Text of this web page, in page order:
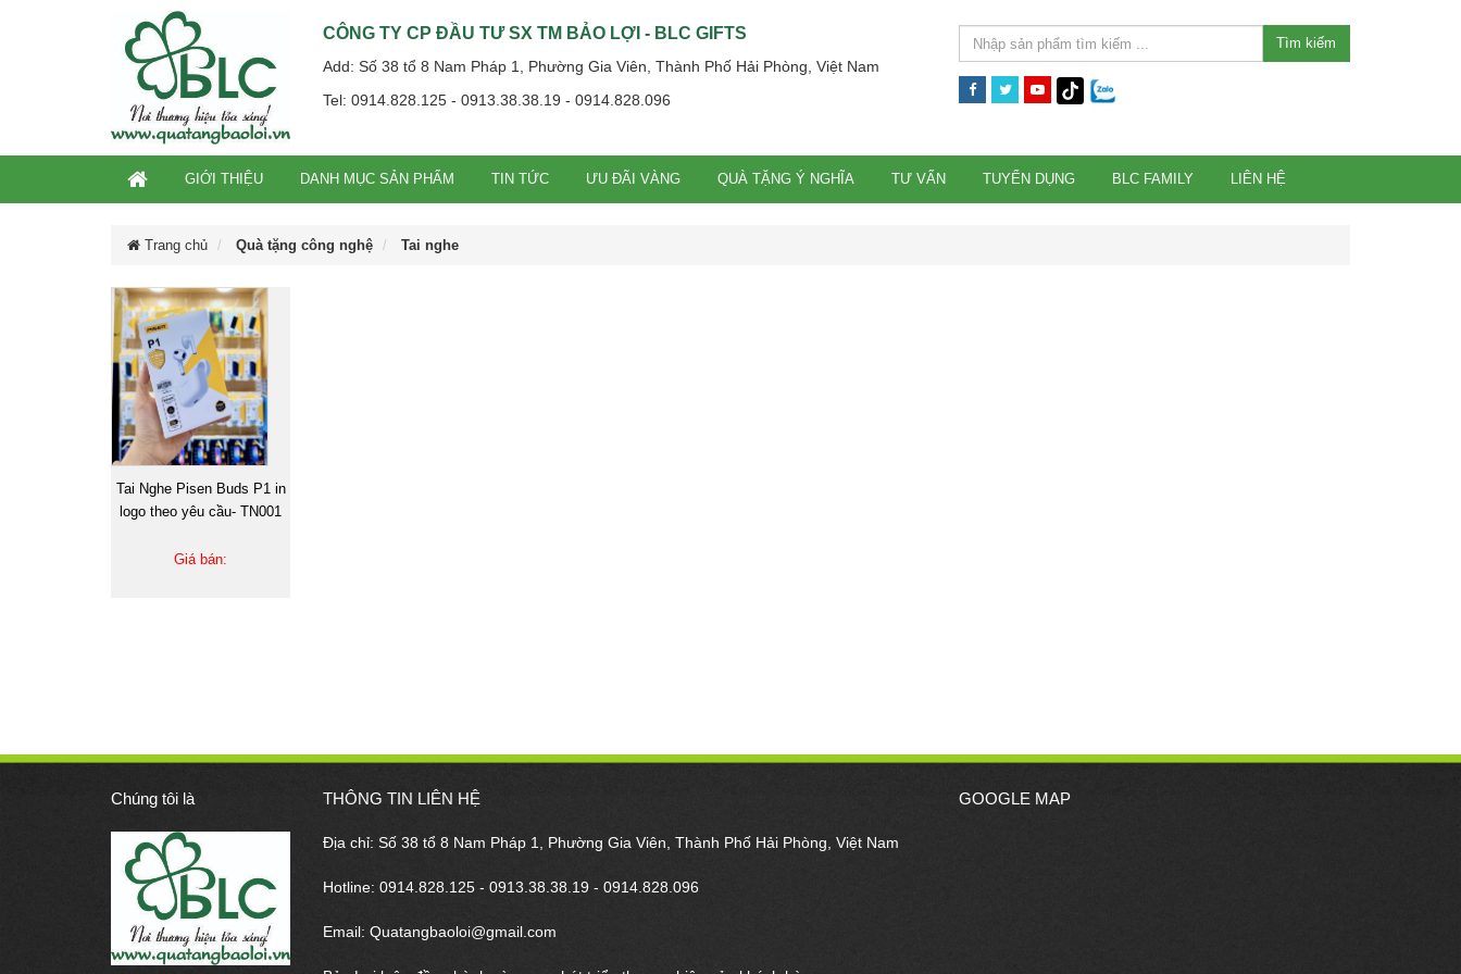
CÔNG TY CP ĐẦU TƯ SX TM BẢO LỢI - BLC GIFTS
Add: Số 38 tổ 8 Nam Pháp 1, Phường Gia Viên, Thành Phố Hải Phòng, Việt Nam
Tel: 0914.828.125 - 0913.38.38.19 - 0914.828.096
Tìm kiếm
GIỚI THIỆU DANH MỤC SẢN PHẨM TIN TỨC ƯU ĐÃI VÀNG QUÀ TẶNG Ý NGHĨA TƯ VẤN TUYỂN DỤNG BLC FAMILY LIÊN HỆ
Trang chủ Quà tặng công nghệ Tai nghe
Tai Nghe Pisen Buds P1 in
logo theo yêu cầu- TN001
Giá bán:
Chúng tôi là THÔNG TIN LIÊN HỆ
Địa chỉ: Số 38 tổ 8 Nam Pháp 1, Phường Gia Viên, Thành Phố Hải Phòng, Việt Nam
Hotline: 0914.828.125 - 0913.38.38.19 - 0914.828.096
Email: Quatangbaoloi@gmail.com
GOOGLE MAP